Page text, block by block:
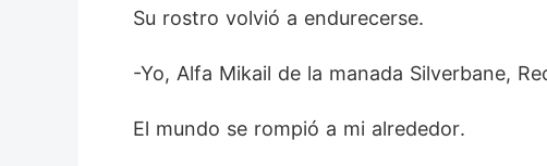
Su rostro volvió a endurecerse.
-Yo, Alfa Mikail de la manada Silverbane,
El mundo se rompió a mi alrededor.